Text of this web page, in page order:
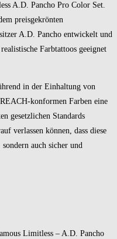
A.D. Pancho Pro Color Set.
preisgekrönten
A.D. Pancho entwickelt und
Farbtattoos geeignet
in der Einhaltung von
konformen Farben eine
gesetzlichen Standards
verlassen können, dass diese
auch sicher und
Limitless – A.D. Pancho